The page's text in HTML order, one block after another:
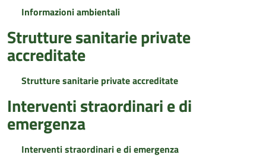
Informazioni ambientali
Strutture sanitarie private
accreditate
Strutture sanitarie private accreditate
Interventi straordinari e di
emergenza
Interventi straordinari e di emergenza